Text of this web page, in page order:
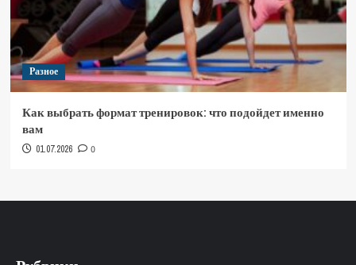
Разное
Как выбрать формат тренировок: что подойдет именно
вам
01.07.2026 0